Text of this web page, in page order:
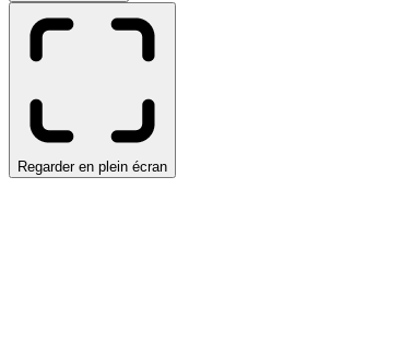
Regarder en plein écran